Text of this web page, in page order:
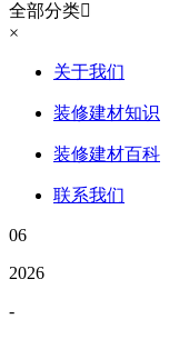
全部分类
×
关于我们
装修建材知识
装修建材百科
联系我们
06
2026
-